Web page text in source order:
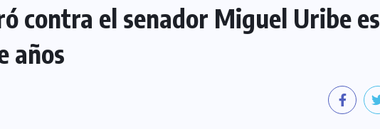
contra el senador Miguel Uribe es
años